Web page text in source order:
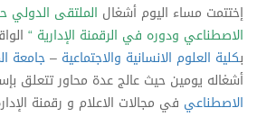
إختتمت مساء اليوم أشغال الملتقى الدولي
الاصطناعي ودوره في الرقمنة الإدارية “
بكلية العلوم الانسانية والاجتماعية –جامعة
أشغاله يومين حيث عالج عدة محاور تتعلق
الاصطناعي في مجالات الاعلام و رقمنة